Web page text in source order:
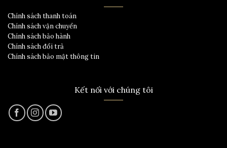
Chính sách thanh toán
Chính sách vận chuyển
Chính sách bảo hành
Chính sách đổi trả
Chính sách bảo mật thông tin
Kết nối với chúng tôi